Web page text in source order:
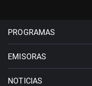
PROGRAMAS
EMISORAS
NOTICIAS